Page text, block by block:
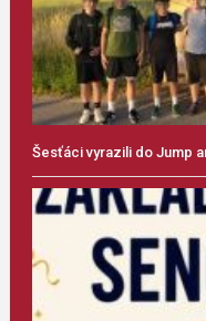
Šesťáci vyrazili do Jump